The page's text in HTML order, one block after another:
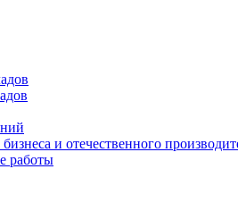
и отечественного
работы